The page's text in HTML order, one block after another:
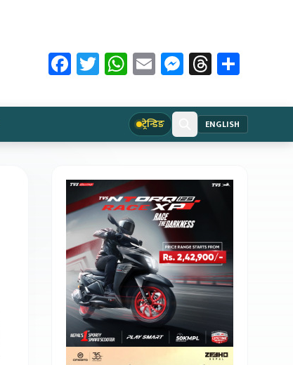
Facebook
Twitter
WhatsApp
EmailMessenger
Threads
ट्रेन्डिङ ENGLISH